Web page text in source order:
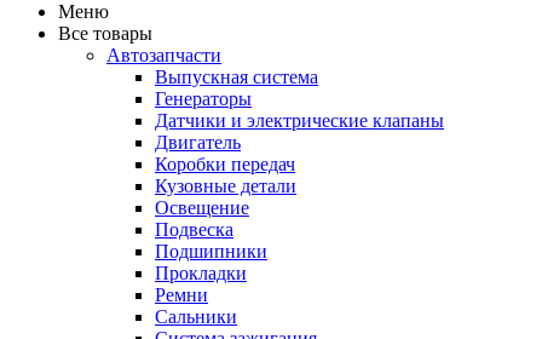
Меню
Все товары
Автозапчасти
Выпускная система
Генераторы
Датчики и электрические клапаны
Двигатель
Коробки передач
Кузовные детали
Освещение
Подвеска
Подшипники
Прокладки
Ремни
Сальники